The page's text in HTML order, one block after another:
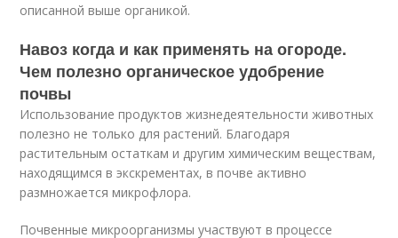
описанной выше органикой.
Навоз когда и как применять на огороде.
Чем полезно органическое удобрение
почвы
Использование продуктов жизнедеятельности животных
полезно не только для растений. Благодаря
растительным остаткам и другим химическим веществам,
находящимся в экскрементах, в почве активно
размножается микрофлора.
Почвенные микроорганизмы участвуют в процессе